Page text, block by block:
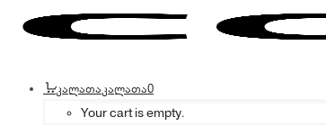
კალათაკალათა0
Your cart is empty.